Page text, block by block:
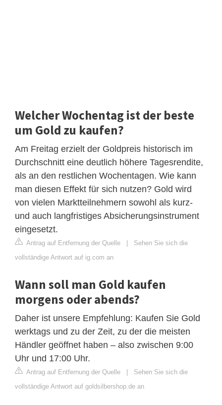
Welcher Wochentag ist der beste
um Gold zu kaufen?
Am Freitag erzielt der Goldpreis historisch im
Durchschnitt eine deutlich höhere Tagesrendite,
als an den restlichen Wochentagen. Wie kann
man diesen Effekt für sich nutzen? Gold wird
von vielen Marktteilnehmern sowohl als kurz-
und auch langfristiges Absicherungsinstrument
eingesetzt.
Antrag auf Entfernung der Quelle | Sehen Sie sich die
vollständige Antwort auf ig.com an
Wann soll man Gold kaufen
morgens oder abends?
Daher ist unsere Empfehlung: Kaufen Sie Gold
werktags und zu der Zeit, zu der die meisten
Händler geöffnet haben – also zwischen 9:00
Uhr und 17:00 Uhr.
Antrag auf Entfernung der Quelle | Sehen Sie sich die
vollständige Antwort auf goldsilbershop.de an